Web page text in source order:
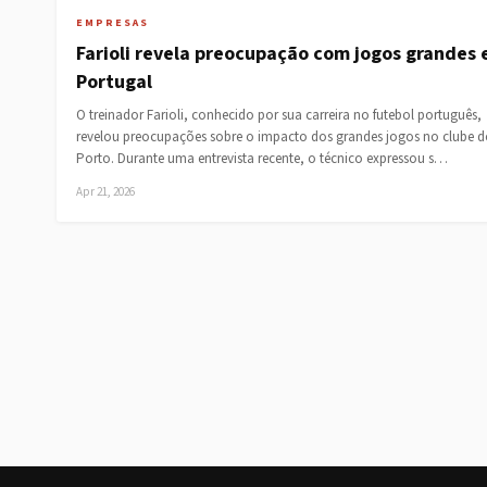
EMPRESAS
Farioli revela preocupação com jogos grandes
Portugal
O treinador Farioli, conhecido por sua carreira no futebol português,
revelou preocupações sobre o impacto dos grandes jogos no clube
Porto. Durante uma entrevista recente, o técnico expressou s…
Apr 21, 2026